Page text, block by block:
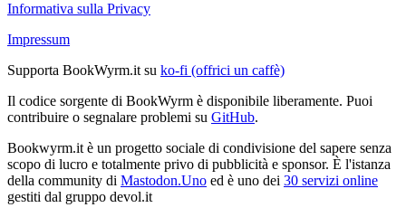
Informativa sulla Privacy
Impressum
Supporta BookWyrm.it su ko-fi (offrici un caffè)
Il codice sorgente di BookWyrm è disponibile liberamente. Puoi
contribuire o segnalare problemi su GitHub.
Bookwyrm.it è un progetto sociale di condivisione del sapere senza
scopo di lucro e totalmente privo di pubblicità e sponsor. È l'istanza
della community di Mastodon.Uno ed è uno dei 30 servizi online
gestiti dal gruppo devol.it